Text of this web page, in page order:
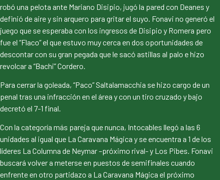
robó una pelota ante Mariano Disipio, jugó la pared con Deanes y
definió de aire y sin arquero para gritar el suyo. Fonavi no generó el
juego que se esperaba con los ingresos de Disipio y Romera pero
fue el “Flaco” el que estuvo muy cerca en dos oportunidades de
descontar con su gran pegada que le sacó astillas al palo e hizo
revolcar a “Bachi” Cordero.
Para cerrar la goleada, “Paco” Saltalamacchia se hizo cargo de un
penal tras una infracción en el área y con un tiro cruzado y bajo
decretó el 7-1 final.
Con la categoría más pareja que nunca, Intocables llegó a las 6
unidades al igual que La Caravana Mágica y se encuentra a 1 de los
líderes La Columna de Neymar –próximo rival- y Los Pibes. Fonavi
buscará volver a meterse en puestos de semifinales cuando
enfrente en otro partidazo a La Caravana Mágica el próximo